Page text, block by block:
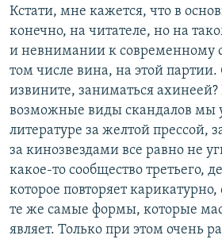
Кстати, мне кажется, что в
конечно, на читателе, но на
и невнимании к современному
том числе вина, на этой
извините, заниматься ахинеей?
возможные виды скандалов мы
литературе за желтой прессой,
за кинозвездами все равно не
какое-то сообщество третьего,
которое повторяет
те же самые формы, которые
являет. Только при этом очень